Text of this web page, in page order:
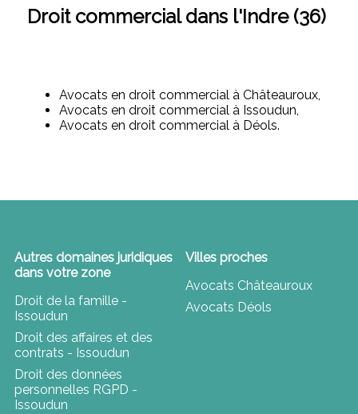
Droit commercial dans l'Indre (36)
Avocats en droit commercial à Châteauroux,
Avocats en droit commercial à Issoudun,
Avocats en droit commercial à Déols.
Autres domaines juridiques
dans votre zone
Droit de la famille -
Issoudun
Droit des affaires et des
contrats - Issoudun
Droit des données
personnelles RGPD -
Issoudun
Villes proches
Avocats Châteauroux
Avocats Déols